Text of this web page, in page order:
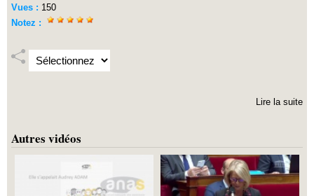
Vues : 150
Notez :
Lire la suite
Autres vidéos